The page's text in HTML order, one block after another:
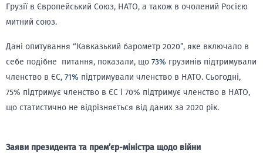
Грузії в Європейський Союз, НАТО, а також в очолений Росією
митний союз.
Дані опитування “Кавказький барометр 2020”, яке включало в
себе подібне питання, показали, що 73% грузинів підтримували
членство в ЄС, 71% підтримували членство в НАТО. Сьогодні,
75% підтримує членство в ЄС і 70% підтримує членство в НАТО,
що статистично не відрізняється від даних за 2020 рік.
Заяви президента та прем’єр-міністра щодо війни